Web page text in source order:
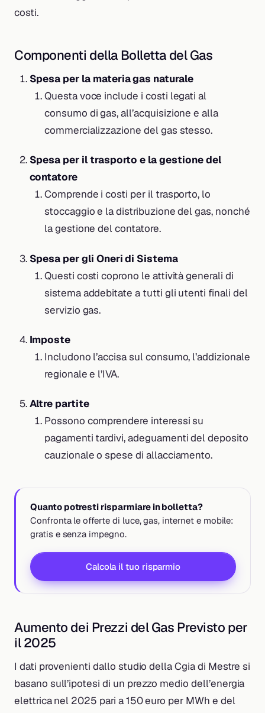
costi.
Componenti della Bolletta del Gas
Spesa per la materia gas naturale
Questa voce include i costi legati al
consumo di gas, all’acquisizione e alla
commercializzazione del gas stesso.
Spesa per il trasporto e la gestione del
contatore
Comprende i costi per il trasporto, lo
stoccaggio e la distribuzione del gas, nonché
la gestione del contatore.
Spesa per gli Oneri di Sistema
Questi costi coprono le attività generali di
sistema addebitate a tutti gli utenti finali del
servizio gas.
Imposte
Includono l’accisa sul consumo, l’addizionale
regionale e l’IVA.
Altre partite
Possono comprendere interessi su
pagamenti tardivi, adeguamenti del deposito
cauzionale o spese di allacciamento.
Quanto potresti risparmiare in bolletta?
Confronta le offerte di luce, gas, internet e mobile:
gratis e senza impegno.
Calcola il tuo risparmio
Aumento dei Prezzi del Gas Previsto per
il 2025
I dati provenienti dallo studio della Cgia di Mestre si
basano sull’ipotesi di un prezzo medio dell’energia
elettrica nel 2025 pari a 150 euro per MWh e del